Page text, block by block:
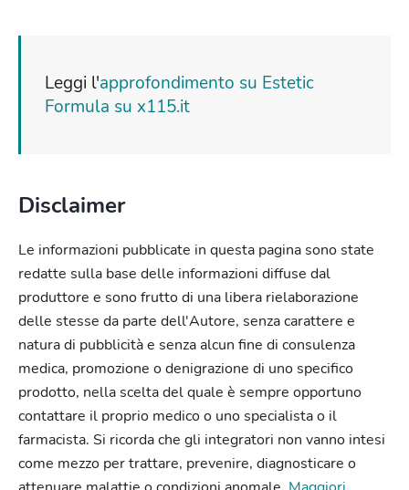
Leggi l'approfondimento su Estetic
Formula su x115.it
Disclaimer
Le informazioni pubblicate in questa pagina sono state
redatte sulla base delle informazioni diffuse dal
produttore e sono frutto di una libera rielaborazione
delle stesse da parte dell'Autore, senza carattere e
natura di pubblicità e senza alcun fine di consulenza
medica, promozione o denigrazione di uno specifico
prodotto, nella scelta del quale è sempre opportuno
contattare il proprio medico o uno specialista o il
farmacista. Si ricorda che gli integratori non vanno intesi
come mezzo per trattare, prevenire, diagnosticare o